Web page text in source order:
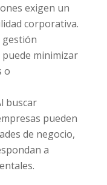
exigen un
corporativa.
minimizar
o
buscar
pueden
de negocio,
a